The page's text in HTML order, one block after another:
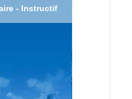
- Instructif